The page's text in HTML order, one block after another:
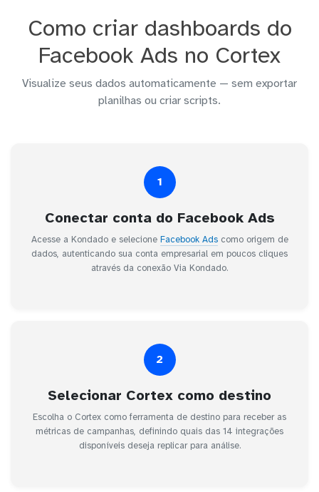
Como criar dashboards do
Facebook Ads no Cortex
Visualize seus dados automaticamente — sem exportar
planilhas ou criar scripts.
1
Conectar conta do Facebook Ads
Acesse a Kondado e selecione Facebook Adscomo origem de
dados, autenticando sua conta empresarial em poucos cliques
através da conexão Via Kondado.
2
Selecionar Cortex como destino
Escolha o Cortex como ferramenta de destino para receber as
métricas de campanhas, definindo quais das 14 integrações
disponíveis deseja replicar para análise.